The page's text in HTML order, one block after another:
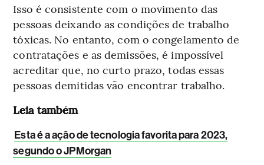
Isso é consistente com o movimento das
pessoas deixando as condições de trabalho
tóxicas. No entanto, com o congelamento de
contratações e as demissões, é impossível
acreditar que, no curto prazo, todas essas
pessoas demitidas vão encontrar trabalho.
Leia também
Esta é a ação de tecnologia favorita para 2023,
segundo o JPMorgan